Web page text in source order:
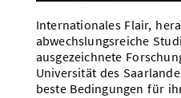
Internationales Flair,
abwechslungsreiche
ausgezeichnete
Universität des
beste Bedingungen für